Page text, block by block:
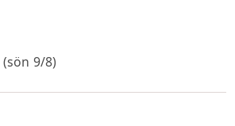
(sön 9/8)